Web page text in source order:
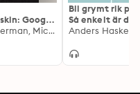
eller allmän
innehåller en del
insikter och
Google
alla
Michael Berman, Michael Wahlgren
Bli grymt rik på
Så enkelt är
bli miljonär
Anders Haskel